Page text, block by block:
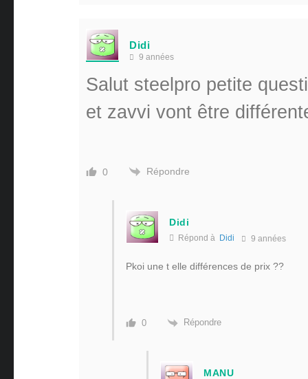
Didi
9 années
Salut steelpro petite
et zavvi vont être
0 Répondre
Didi
Répond à Didi 9 années
Pkoi une t elle différences de prix ??
0 Répondre
MANU